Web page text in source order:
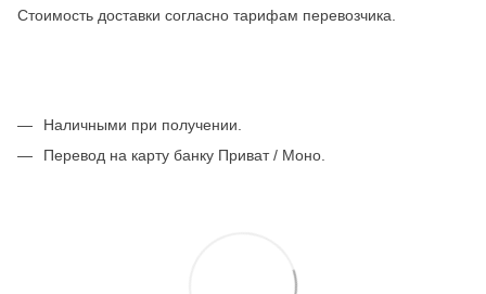
Стоимость доставки согласно тарифам перевозчика.
Наличными при получении.
Перевод на карту банку Приват / Моно.